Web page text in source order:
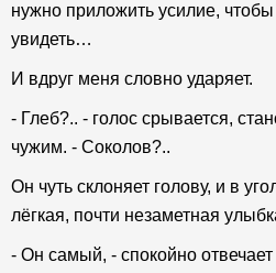
нужно приложить усилие, чтобы
увидеть…
И вдруг меня словно ударяет.
- Глеб?.. - голос срывается,
чужим. - Соколов?..
Он чуть склоняет голову, и в
лёгкая, почти незаметная
- Он самый, - спокойно